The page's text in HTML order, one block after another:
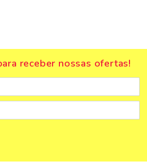
receber nossas ofertas!